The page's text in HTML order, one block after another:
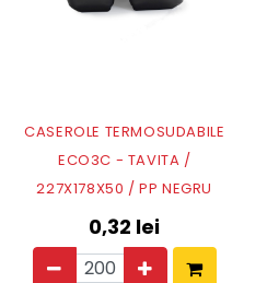
CASEROLE TERMOSUDABILE
ECO3C - TAVITA /
227X178X50 / PP NEGRU
0,32 lei